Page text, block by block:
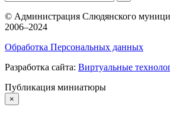
© Администрация Слюдянского
2006–2024
Обработка Персональных данных
Разработка сайта: Виртуальные
Публикация миниатюры
×